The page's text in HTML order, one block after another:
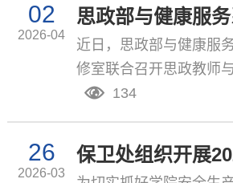
02
2026-04
思政部与健康服
近日，思政部与健康服
修室联合召开思政教师
134
26
2026-03
保卫处组织开展